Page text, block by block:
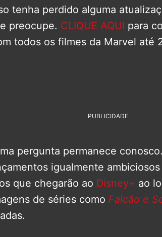
tenha perdido alguma
preocupe. CLIQUE AQUI para
todos os filmes da Marvel até
PUBLICIDADE
pergunta permanece
igualmente
que chegarão ao Disney+ ao
de séries como Falcão e